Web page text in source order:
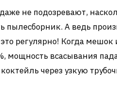
не подозревают,
пылесборник. А ведь
регулярно! Когда
мощность всасывания
через узкую